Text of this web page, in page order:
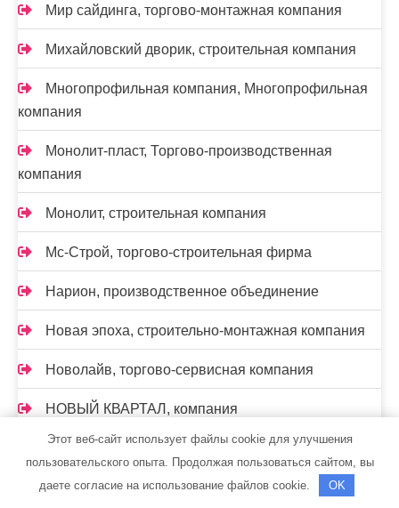
Мир сайдинга, торгово-монтажная компания
Михайловский дворик, строительная компания
Многопрофильная компания, Многопрофильная
компания
Монолит-пласт, Торгово-производственная
компания
Монолит, строительная компания
Мс-Строй, торгово-строительная фирма
Нарион, производственное объединение
Новая эпоха, строительно-монтажная компания
Новолайв, торгово-сервисная компания
НОВЫЙ КВАРТАЛ, компания
Нон-Стоп
Нон-Стоп, монтажная компания
Этот веб-сайт использует файлы cookie для улучшения
пользовательского опыта. Продолжая пользоваться сайтом, вы
даете согласие на использование файлов cookie.
OK